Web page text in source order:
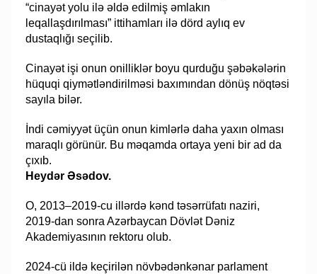
“cinayət yolu ilə əldə edilmiş əmlakın
leqallaşdırılması” ittihamları ilə dörd aylıq ev
dustaqlığı seçilib.
Cinayət işi onun onilliklər boyu qurduğu şəbəkələrin
hüquqi qiymətləndirilməsi baxımından dönüş nöqtəsi
sayıla bilər.
İndi cəmiyyət üçün onun kimlərlə daha yaxın olması
maraqlı görünür. Bu məqamda ortaya yeni bir ad da
çıxıb.
Heydər Əsədov.
O, 2013–2019-cu illərdə kənd təsərrüfatı naziri,
2019-dan sonra Azərbaycan Dövlət Dəniz
Akademiyasının rektoru olub.
2024-cü ildə keçirilən növbədənkənar parlament